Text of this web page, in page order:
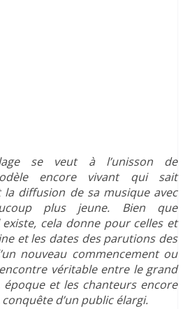
se veut à l’unisson de
encore vivant qui sait
diffusion de sa musique avec
plus jeune. Bien que
cela donne pour celles et
et les dates des parutions des
nouveau commencement ou
véritable entre le grand
et les chanteurs encore
d’un public élargi.